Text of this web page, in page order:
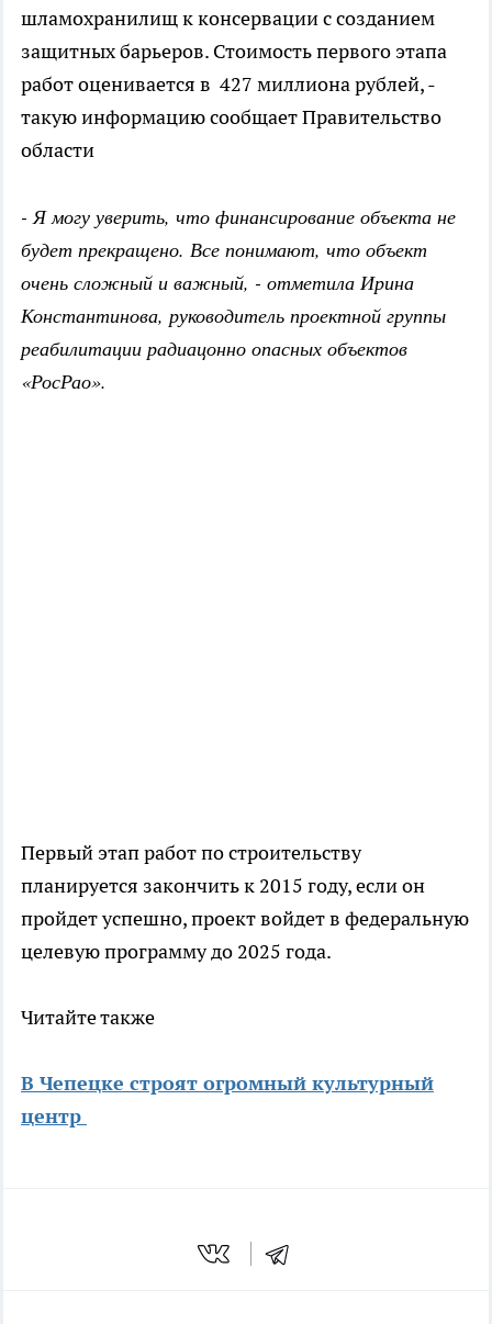
шламохранилищ к консервации с созданием
защитных барьеров. Стоимость первого этапа
работ оценивается в 427 миллиона рублей, -
такую информацию сообщает Правительство
области
- Я могу уверить, что финансирование объекта не
будет прекращено. Все понимают, что объект
очень сложный и важный, - отметила Ирина
Константинова, руководитель проектной группы
реабилитации радиацонно опасных объектов
«РосРао».
Первый этап работ по строительству
планируется закончить к 2015 году, если он
пройдет успешно, проект войдет в федеральную
целевую программу до 2025 года.
Читайте также
В Чепецке строят огромный культурный
центр